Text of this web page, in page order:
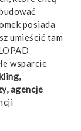
posiada
umieścić tam
wsparcie
agencje